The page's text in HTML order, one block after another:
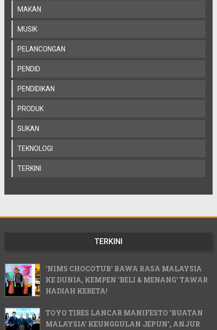
MAKAN
MUSIK
PELANCONGAN
PENDID
PENDIDIKAN
PRODUK
SUKAN
TEKNOLOGI
TERKINI
TERKINI
'NIMS CHOCOTUB' BAWA RASA MALAYSIA
KE DUNIA, KEMPEN 'BELI & MENANG' TAWAR
HADIAH KERETA!
TOYO TIRES LANCAR MANIFESTO 'BUATAN
MALAYSIA' KEUNGGULAN JEPUN', ANJUR